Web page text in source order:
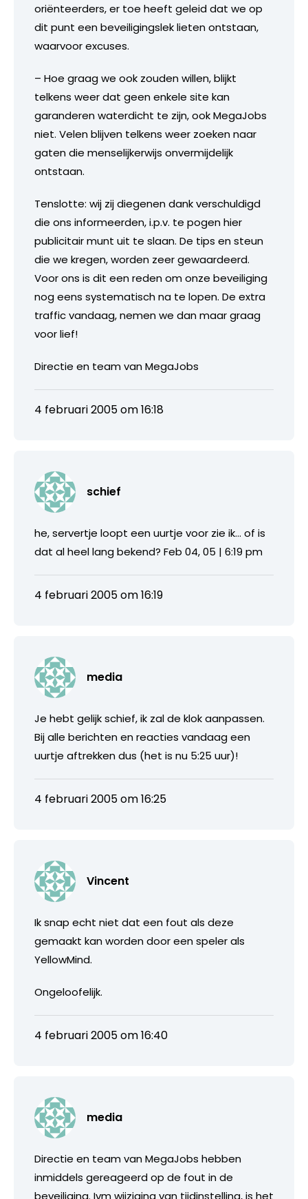
oriënteerders, er toe heeft geleid dat we op
dit punt een beveiligingslek lieten ontstaan,
waarvoor excuses.
– Hoe graag we ook zouden willen, blijkt
telkens weer dat geen enkele site kan
garanderen waterdicht te zijn, ook MegaJobs
niet. Velen blijven telkens weer zoeken naar
gaten die menselijkerwijs onvermijdelijk
ontstaan.
Tenslotte: wij zij diegenen dank verschuldigd
die ons informeerden, i.p.v. te pogen hier
publicitair munt uit te slaan. De tips en steun
die we kregen, worden zeer gewaardeerd.
Voor ons is dit een reden om onze beveiliging
nog eens systematisch na te lopen. De extra
traffic vandaag, nemen we dan maar graag
voor lief!
Directie en team van MegaJobs
4 februari 2005 om 16:18
schief
he, servertje loopt een uurtje voor zie ik… of is
dat al heel lang bekend? Feb 04, 05 | 6:19 pm
4 februari 2005 om 16:19
media
Je hebt gelijk schief, ik zal de klok aanpassen.
Bij alle berichten en reacties vandaag een
uurtje aftrekken dus (het is nu 5:25 uur)!
4 februari 2005 om 16:25
Vincent
Ik snap echt niet dat een fout als deze
gemaakt kan worden door een speler als
YellowMind.
Ongeloofelijk.
4 februari 2005 om 16:40
media
Directie en team van MegaJobs hebben
inmiddels gereageerd op de fout in de
beveiliging. Ivm wijziging van tijdinstelling, is het